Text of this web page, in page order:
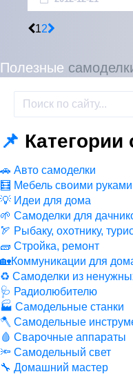
Полезные
📌
🚗 Авто самоделки
🧮 Мебель своими руками
💡 Идеи для дома
🌱 Самоделки для
🏹 Рыбаку, охотнику,
🧱 Стройка, ремонт
🏡Коммуникации для
♻ Самоделки из
🩺 Радиолюбителю
🏭 Самодельные станки
🪓 Самодельные
🩸 Сварочные аппараты
🔦 Самодельный свет
🔧 Домашний мастер
12